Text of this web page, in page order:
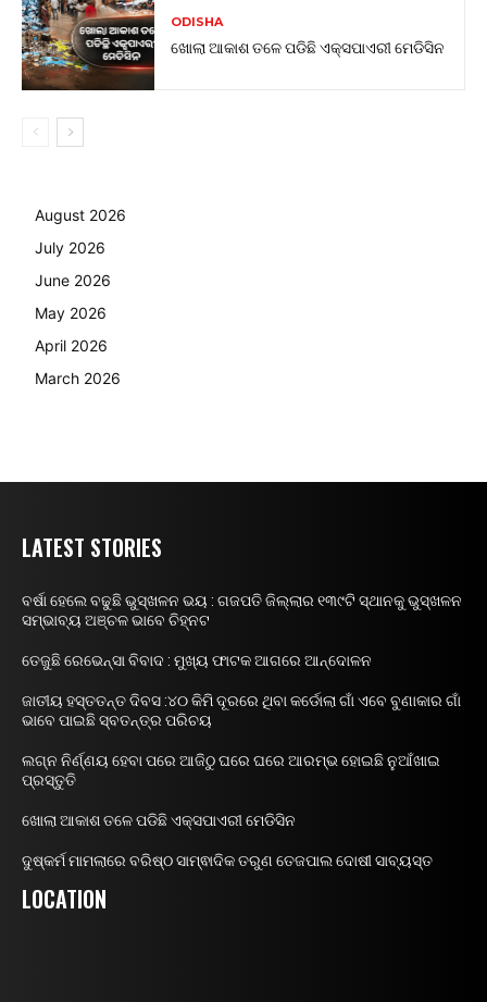
ODISHA
ଖୋଲା ଆକାଶ ତଳେ ପଡିଛି ଏକ୍ସପାଏରୀ ମେଡିସିନ
August 2026
July 2026
June 2026
May 2026
April 2026
March 2026
LATEST STORIES
ବର୍ଷା ହେଲେ ବଢୁଛି ଭୁସ୍ଖଳନ ଭୟ : ଗଜପତି ଜିଲ୍ଲାର ୧୩୯ଟି ସ୍ଥାନକୁ ଭୁସ୍ଖଳନ
ସମ୍ଭାବ୍ୟ ଅଞ୍ଚଳ ଭାବେ ଚିହ୍ନଟ
ତେଜୁଛି ରେଭେନ୍ସା ବିବାଦ : ମୁଖ୍ୟ ଫାଟକ ଆଗରେ ଆନ୍ଦୋଳନ
ଜାତୀୟ ହସ୍ତତନ୍ତ ଦିବସ :୪୦ କିମି ଦୂରରେ ଥିବା କର୍ଡୋଲା ଗାଁ ଏବେ ବୁଣାକାର ଗାଁ
ଭାବେ ପାଇଛି ସ୍ବତନ୍ତ୍ର ପରିଚୟ
ଲଗ୍ନ ନିର୍ଣ୍ଣୟ ହେବା ପରେ ଆଜିଠୁ ଘରେ ଘରେ ଆରମ୍ଭ ହୋଇଛି ନୁଆଁଖାଇ
ପ୍ରସ୍ତୁତି
ଖୋଲା ଆକାଶ ତଳେ ପଡିଛି ଏକ୍ସପାଏରୀ ମେଡିସିନ
ଦୁଷ୍କର୍ମ ମାମଲାରେ ବରିଷ୍ଠ ସାମ୍ଵାଦିକ ତରୁଣ ତେଜପାଲ ଦୋଷୀ ସାବ୍ୟସ୍ତ
LOCATION